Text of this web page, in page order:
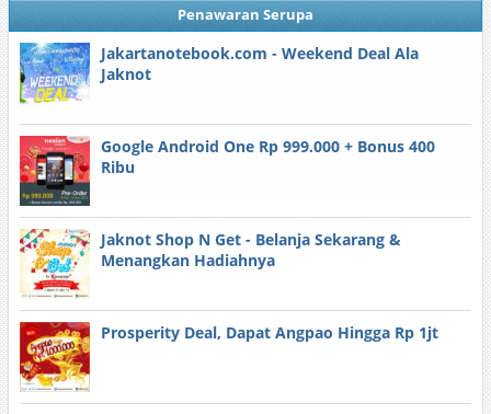
Penawaran Serupa
Jakartanotebook.com - Weekend Deal Ala
Jaknot
Google Android One Rp 999.000 + Bonus 400
Ribu
Jaknot Shop N Get - Belanja Sekarang &
Menangkan Hadiahnya
Prosperity Deal, Dapat Angpao Hingga Rp 1jt